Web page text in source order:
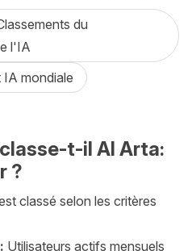
du
l'IA
IA mondiale
t-il AI Arta:
?
classé selon les critères
Utilisateurs actifs mensuels